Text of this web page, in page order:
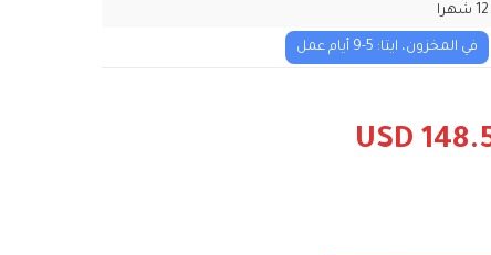
12 شهرا
في المخزون، ايتا: 5-9 أيام عمل
USD